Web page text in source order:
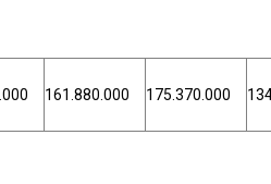
161.880.000 175.370.000